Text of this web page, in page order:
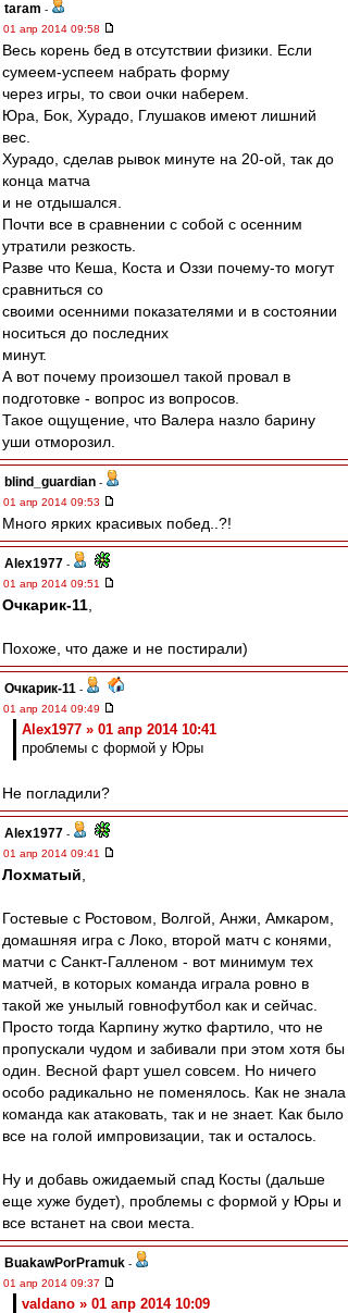
taram -
01 апр 2014 09:58
Весь корень бед в отсутствии физики. Если
сумеем-успеем набрать форму
через игры, то свои очки наберем.
Юра, Бок, Хурадо, Глушаков имеют лишний
вес.
Хурадо, сделав рывок минуте на 20-ой, так до
конца матча
и не отдышался.
Почти все в сравнении с собой с осенним
утратили резкость.
Разве что Кеша, Коста и Оззи почему-то могут
сравниться со
своими осенними показателями и в состоянии
носиться до последних
минут.
А вот почему произошел такой провал в
подготовке - вопрос из вопросов.
Такое ощущение, что Валера назло барину
уши отморозил.
blind_guardian -
01 апр 2014 09:53
Много ярких красивых побед..?!
Alex1977 -
01 апр 2014 09:51
Очкарик-11
Похоже, что даже и не постирали)
Очкарик-11 -
01 апр 2014 09:49
Alex1977 » 01 апр 2014 10:41
проблемы с формой у Юры
Не погладили?
Alex1977 -
01 апр 2014 09:41
Лохматый
Гостевые с Ростовом, Волгой, Анжи, Амкаром,
домашняя игра с Локо, второй матч с конями,
матчи с Санкт-Галленом - вот минимум тех
матчей, в которых команда играла ровно в
такой же унылый говнофутбол как и сейчас.
Просто тогда Карпину жутко фартило, что не
пропускали чудом и забивали при этом хотя бы
один. Весной фарт ушел совсем. Но ничего
особо радикально не поменялось. Как не знала
команда как атаковать, так и не знает. Как было
все на голой импровизации, так и осталось.
Ну и добавь ожидаемый спад Косты (дальше
еще хуже будет), проблемы с формой у Юры и
все встанет на свои места.
BuakawPorPramuk -
01 апр 2014 09:37
valdano » 01 апр 2014 10:09